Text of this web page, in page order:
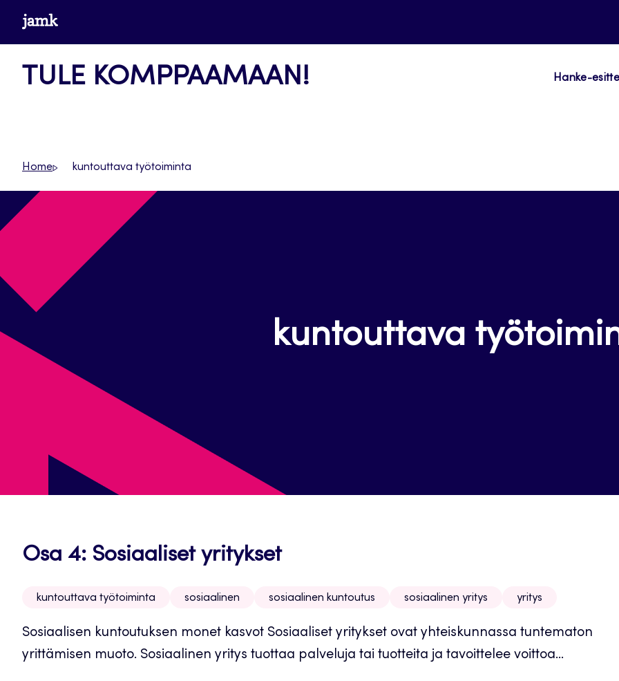
Siirrywww.jamk.fi
TULE KOMPPAAMAAN! Hanke-
Home kuntouttava työtoiminta
kuntouttava
Osa 4: Sosiaaliset yritykset
kuntouttava työtoiminta sosiaalinen sosiaalinen kuntoutus sosiaalinen yritys yritys
Sosiaalisen kuntoutuksen monet kasvot Sosiaaliset yritykset ovat yhteiskunnassa tuntematon
yrittämisen muoto. Sosiaalinen yritys tuottaa palveluja tai tuotteita ja tavoittelee voittoa...